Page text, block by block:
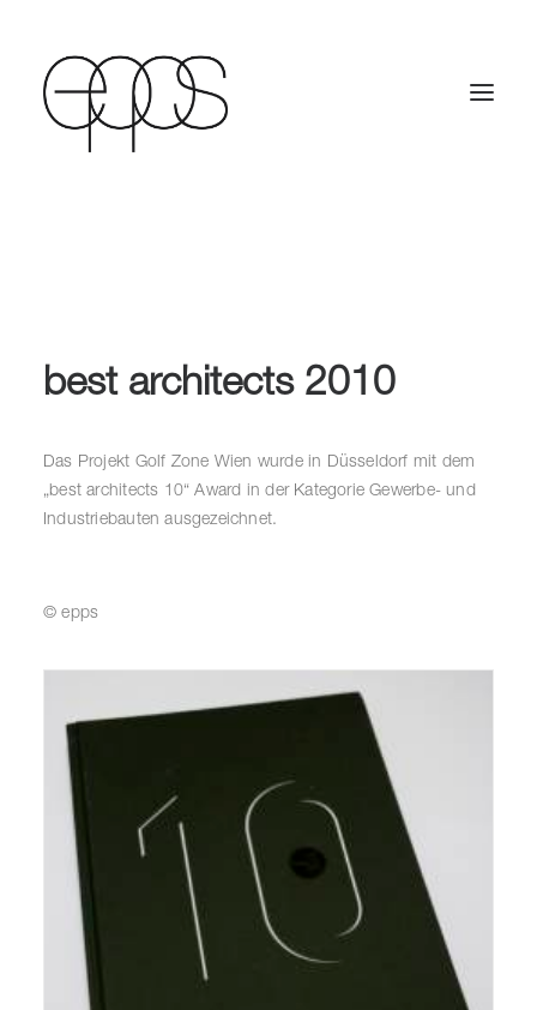
best architects 2010
Das Projekt Golf Zone Wien wurde in Düsseldorf mit dem
„best architects 10“ Award in der Kategorie Gewerbe- und
Industriebauten ausgezeichnet.
© epps